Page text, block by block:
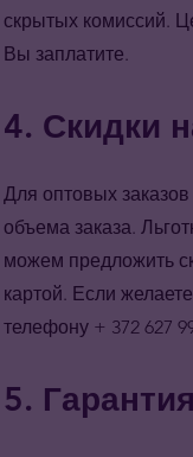
скрытых комиссий.
Вы заплатите.
4. Скидки
Для оптовых
объема заказа.
можем предложить
картой. Если
телефону + 372 627
5.